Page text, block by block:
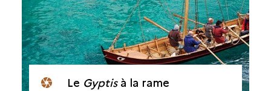
Le Gyptisà la rame